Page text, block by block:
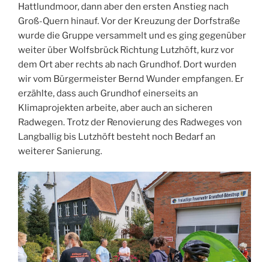
Hattlundmoor, dann aber den ersten Anstieg nach
Groß-Quern hinauf. Vor der Kreuzung der Dorfstraße
wurde die Gruppe versammelt und es ging gegenüber
weiter über Wolfsbrück Richtung Lutzhöft, kurz vor
dem Ort aber rechts ab nach Grundhof. Dort wurden
wir vom Bürgermeister Bernd Wunder empfangen. Er
erzählte, dass auch Grundhof einerseits an
Klimaprojekten arbeite, aber auch an sicheren
Radwegen. Trotz der Renovierung des Radweges von
Langballig bis Lutzhöft besteht noch Bedarf an
weiterer Sanierung.